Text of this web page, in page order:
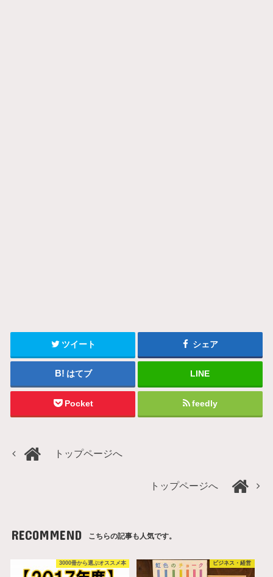
ツイート シェア
はてブ LINE
Pocket feedly
トップページへ
トップページへ
RECOMMEND こちらの記事も人気です。
3000冊から選ぶオススメ本 ビジネス・経営